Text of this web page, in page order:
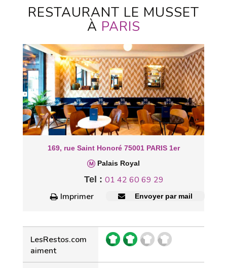
RESTAURANT LE MUSSET
À PARIS
169, rue Saint Honoré 75001 PARIS 1er
Palais Royal
Tel : 01 42 60 69 29
Imprimer
Envoyer par mail
LesRestos.com
aiment